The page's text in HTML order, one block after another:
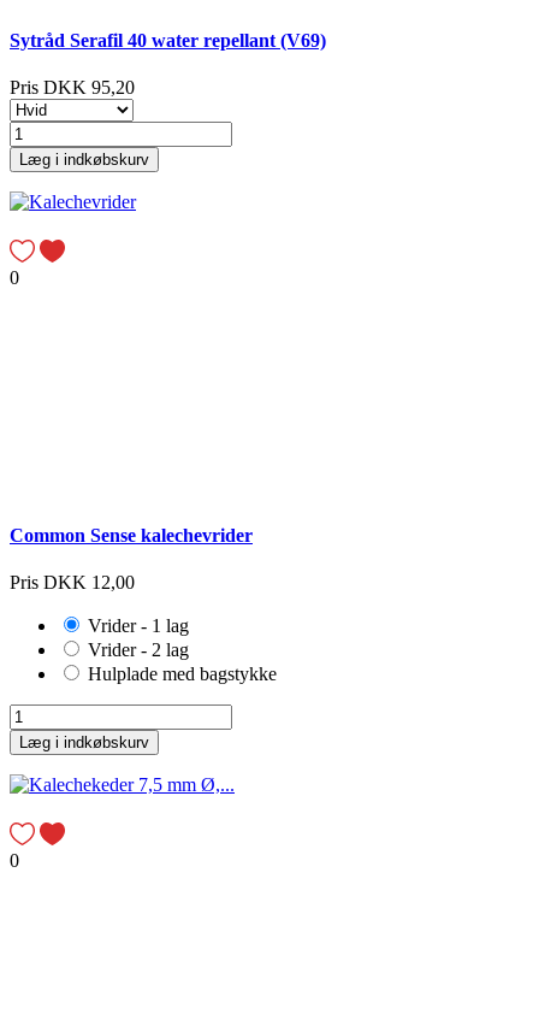
Sytråd Serafil 40 water repellant (V69)
Pris DKK 95,20
Læg i indkøbskurv
0
Common Sense kalechevrider
Pris DKK 12,00
Vrider - 1 lag
Vrider - 2 lag
Hulplade med bagstykke
Læg i indkøbskurv
0